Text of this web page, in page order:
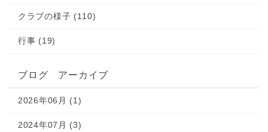
クラブの様子 (110)
行事 (19)
ブログ アーカイブ
2026年06月 (1)
2024年07月 (3)